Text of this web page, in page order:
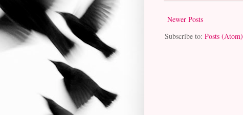
Newer Posts
Subscribe to: Posts (Atom)